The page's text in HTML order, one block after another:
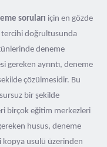
soruları için en gözde
tercihi doğrultusunda
deneme
gereken ayrıntı, deneme
çözülmesidir. Bu
bir şekilde
birçok eğitim merkezleri
husus, deneme
kopya usulü üzerinden